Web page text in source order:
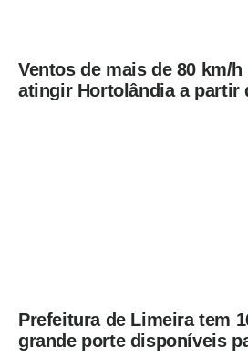
Ventos de mais de 80 km/h
atingir Hortolândia a partir
Prefeitura de Limeira tem
grande porte disponíveis